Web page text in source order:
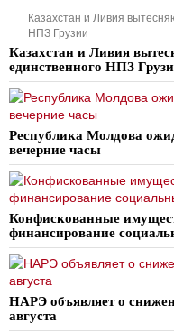
Казахстан и Ливия
НПЗ Грузии
Казахстан и Ливия
единственного НПЗ
Республика Молдова
вечерние часы
Конфискованные
финансирование
НАРЭ объявляет о
августа